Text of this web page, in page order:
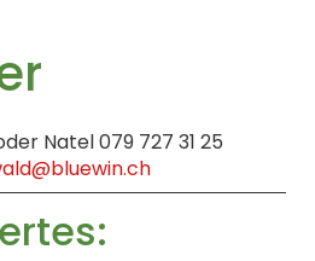
Natel 079 727 31 25